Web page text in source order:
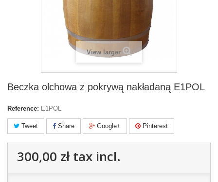
View larger
Beczka olchowa z pokrywą nakładaną E1POL
Reference: E1POL
Tweet Share Google+ Pinterest
300,00 złtax incl.